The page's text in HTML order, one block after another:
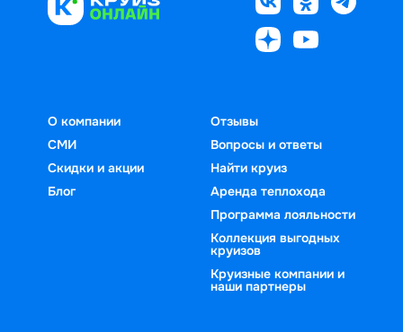
О компании
СМИ
Скидки и акции
Блог
Отзывы
Вопросы и ответы
Найти круиз
Аренда теплохода
Программа лояльности
Коллекция выгодных
круизов
Круизные компании и
наши партнеры